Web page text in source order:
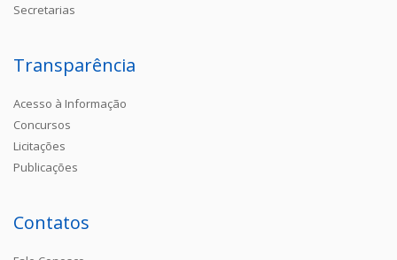
Secretarias
Transparência
Acesso à Informação
Concursos
Licitações
Publicações
Contatos